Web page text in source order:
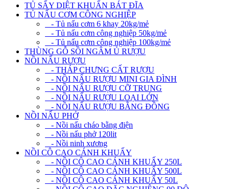
TỦ SẤY DIỆT KHUẨN BÁT ĐĨA
TỦ NẤU CƠM CÔNG NGHIỆP
- Tủ nấu cơm 6 khay 20kg/mẻ
- Tủ nấu cơm công nghiệp 50kg/mẻ
- Tủ nấu cơm công nghiệp 100kg/mẻ
THÙNG GỖ SỒI NGÂM Ủ RƯỢU
NỒI NẤU RƯỢU
- THÁP CHƯNG CẤT RƯỢU
- NỒI NẤU RƯỢU MINI GIA ĐÌNH
- NỒI NẤU RƯỢU CỠ TRUNG
- NỒI NẤU RƯỢU LOẠI LỚN
- NỒI NẤU RƯỢU BẰNG ĐỒNG
NỒI NẤU PHỞ
- Nồi nấu cháo bằng điện
- Nồi nấu phở 120lit
- Nồi ninh xương
NỒI CÔ CAO CÁNH KHUẤY
- NỒI CÔ CAO CÁNH KHUẤY 250L
- NỒI CÔ CAO CÁNH KHUẤY 500L
- NỒI CÔ CAO CÁNH KHUẤY 50L